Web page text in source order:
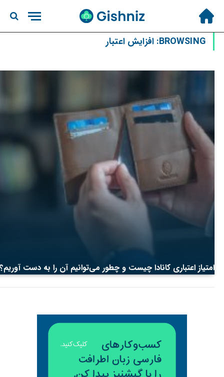
BROWSING: افزایش اعتبار
امتیاز اعتباری کانادا چیست و چطور می‌توانیم آن‌ را به دست آوریم؟